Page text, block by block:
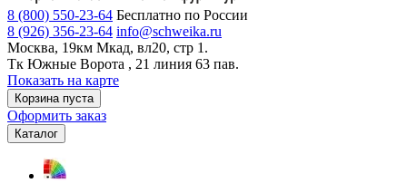
8 (800) 550-23-64 Бесплатно по России
8 (926) 356-23-64 info@schweika.ru
Москва, 19км Мкад, вл20, стр 1.
Тк Южные Ворота , 21 линия 63 пав.
Показать на карте
Корзина пуста
Оформить заказ
Каталог